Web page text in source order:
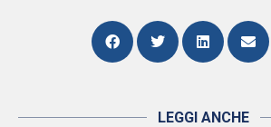
LEGGI ANCHE